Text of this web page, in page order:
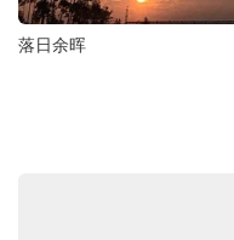
落日余晖